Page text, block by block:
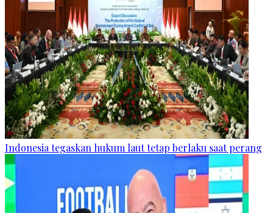
Indonesia tegaskan hukum laut tetap berlaku saat perang